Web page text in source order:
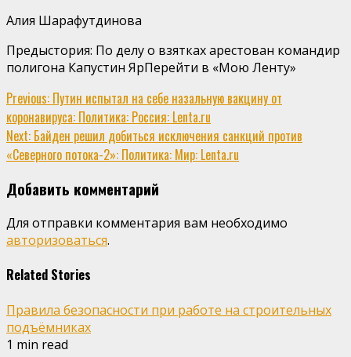
Алия Шарафутдинова
Предыстория: По делу о взятках арестован командир
полигона Капустин ЯрПерейти в «Мою Ленту»
Continue
Reading
Previous: Путин испытал на себе назальную вакцину от
коронавируса: Политика: Россия: Lenta.ru
Next: Байден решил добиться исключения санкций против
«Северного потока-2»: Политика: Мир: Lenta.ru
Добавить комментарий
Для отправки комментария вам необходимо
авторизоваться.
Related Stories
Правила безопасности при работе на строительных
подъёмниках
1 min read